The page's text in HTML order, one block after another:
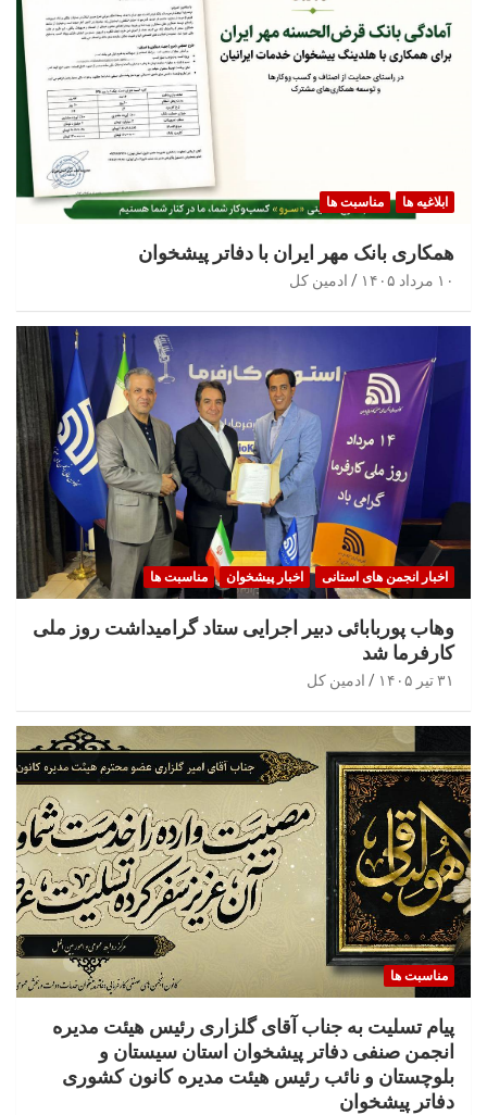
ابلاغیه ها مناسبت ها
همکاری بانک مهر ایران با دفاتر پیشخوان
۱۰ مرداد ۱۴۰۵ ادمین کل
اخبار انجمن های استانی اخبار پیشخوان مناسبت ها
وهاب پوربابائی دبیر اجرایی ستاد گرامیداشت روز ملی
کارفرما شد
۳۱ تیر ۱۴۰۵ ادمین کل
مناسبت ها
پیام تسلیت به جناب آقای گلزاری رئیس هیئت مدیره
انجمن صنفی دفاتر پیشخوان استان سیستان و
بلوچستان و نائب رئیس هیئت مدیره کانون کشوری
دفاتر پیشخوان